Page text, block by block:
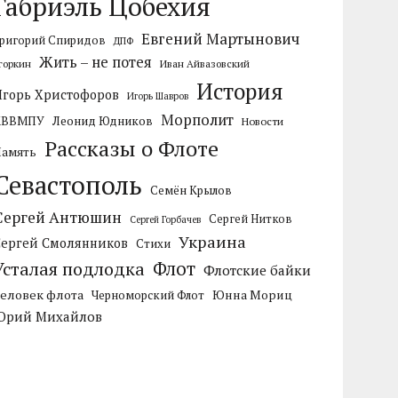
Спиридов ДПФ Евгений Мартынович
Жить – не потея Иван Айвазовский
Христофоров Игорь Шавров История
Леонид Юдников Морполит Новости
Рассказы о Флоте
Семён Крылов
Антюшин Сергей Горбачев Сергей Нитков
Смолянников Стихи Украина
подлодка Флот Флотские байки
флота Черноморский Флот Юнна Мориц
Михайлов